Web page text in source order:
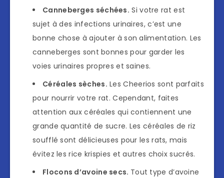
Canneberges séchées. Si votre rat est
sujet à des infections urinaires, c’est une
bonne chose à ajouter à son alimentation. Les
canneberges sont bonnes pour garder les
voies urinaires propres et saines.
Céréales sèches. Les Cheerios sont parfaits
pour nourrir votre rat. Cependant, faites
attention aux céréales qui contiennent une
grande quantité de sucre. Les céréales de riz
soufflé sont délicieuses pour les rats, mais
évitez les rice krispies et autres choix sucrés.
Flocons d’avoine secs. Tout type d’avoine